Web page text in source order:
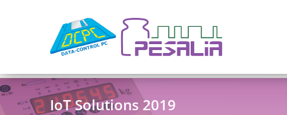
IoT Solutions 2019